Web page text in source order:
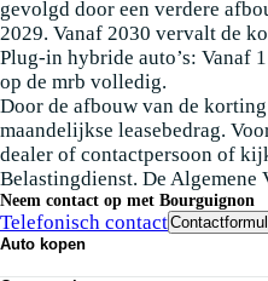
gevolgd door een verdere
2029. Vanaf 2030 vervalt de
Plug-in hybride auto’s: Vanaf
op de mrb volledig.
Door de afbouw van de
maandelijkse leasebedrag.
dealer of contactpersoon of
Belastingdienst. De Algemene
Neem contact op met Bourguignon
Telefonisch contact
Auto kopen